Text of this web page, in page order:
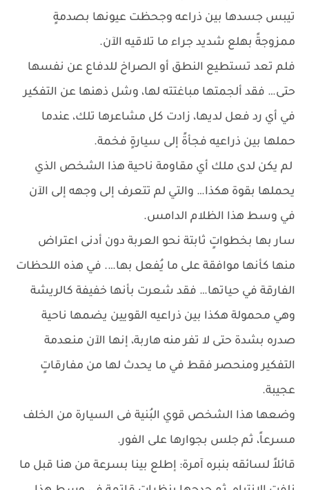
تيبس جسدها بين ذراعه وجحظت عيونها بصدمةٍ
ممزوجةً بهلع شديد جراء ما تلاقيه الآن.
فلم تعد تستطيع النطق أو الصراخ للدفاع عن نفسها
حتى… فقد ألجمتها مباغتته لها، وشل ذهنها عن التفكير
في أي رد فعل لديها، زادت كل مشاعرها تلك، عندما
حملها بين ذراعيه فجأةً إلى سيارةٍ فخمة.
لم يكن لدى ملك أي مقاومة ناحية هذا الشخص الذي
يحملها بقوة هكذا… والتي لم تتعرف إلى وجهه إلى الآن
في وسط هذا الظلام الدامس.
سار بها بخطواتٍ ثابتة نحو العربة دون أدنى اعتراض
منها كأنها موافقة على ما يُفعل بها…. في هذه اللحظات
الفارقة في حياتها… فقد شعرت بأنها خفيفة كالريشة
وهي محمولة هكذا بين ذراعيه القويين يضمها ناحية
صدره بشدة حتى لا تفر منه هاربة، إنها الآن منعدمة
التفكير ومنحصر فقط في ما يحدث لها من مفارقاتٍ
عجيبة.
وضعها هذا الشخص قوي البُنية فى السيارة من الخلف
مسرعاً، ثم جلس بجوارها على الفور.
قائلاً لسائقه بنبره آمرة: إطلع بينا بسرعة من هنا قبل ما